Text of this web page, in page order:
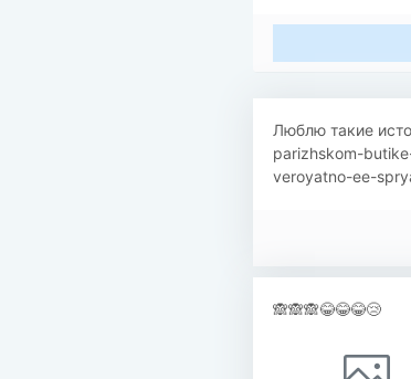
Люблю такие
parizhskom-
veroyatno-ee-
🙈🙈🙈😂😂😂😢